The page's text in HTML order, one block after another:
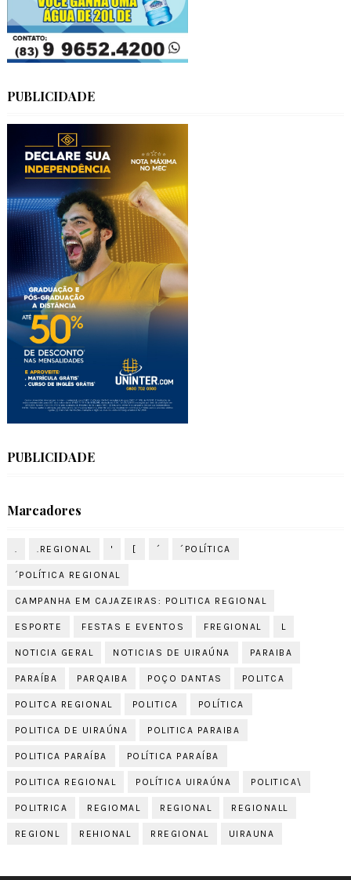
PUBLICIDADE
PUBLICIDADE
Marcadores
. .REGIONAL ' [ ´ ´POLÍTICA
´POLÍTICA REGIONAL
CAMPANHA EM CAJAZEIRAS: POLITICA REGIONAL
ESPORTE FESTAS E EVENTOS FREGIONAL L
NOTICIA GERAL NOTICIAS DE UIRAÚNA PARAIBA
PARAÍBA PARQAIBA POÇO DANTAS POLITCA
POLITCA REGIONAL POLITICA POLÍTICA
POLITICA DE UIRAÚNA POLITICA PARAIBA
POLITICA PARAÍBA POLÍTICA PARAÍBA
POLITICA REGIONAL POLÍTICA UIRAÚNA POLITICA\
POLITRICA REGIOMAL REGIONAL REGIONALL
REGIONL REHIONAL RREGIONAL UIRAUNA